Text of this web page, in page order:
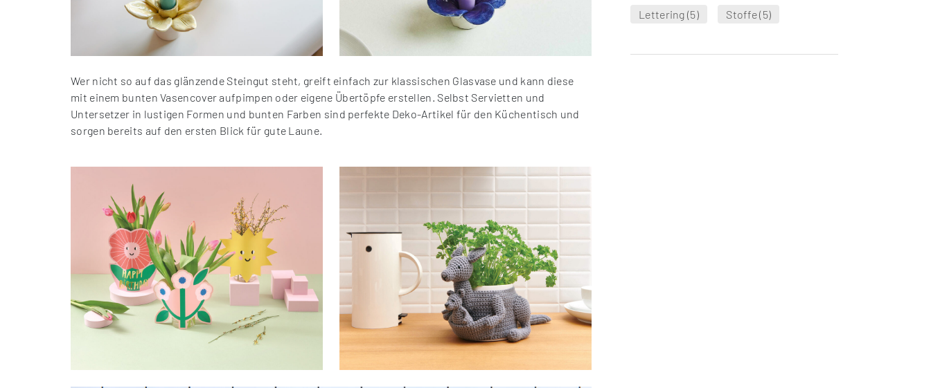
Wer nicht so auf das glänzende Steingut steht, greift einfach zur klassischen Glasvase und kann diese
mit einem bunten Vasencover aufpimpen oder eigene Übertöpfe erstellen. Selbst Servietten und
Untersetzer in lustigen Formen und bunten Farben sind perfekte Deko-Artikel für den Küchentisch und
sorgen bereits auf den ersten Blick für gute Laune.
Lettering (5) Stoffe(5)